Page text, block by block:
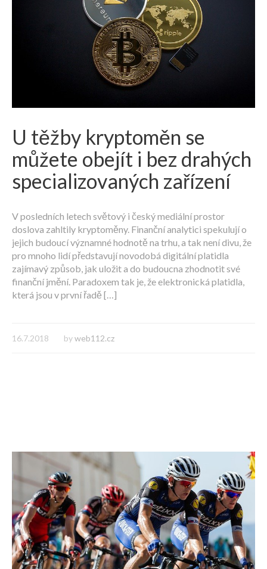
U těžby kryptoměn se
můžete obejít i bez drahých
specializovaných zařízení
V posledních letech světový i český mediální prostor
doslova zahltily kryptoměny. Finanční analytici spekulují o
jejich budoucí významné hodnotě na trhu, a tak není divu, že
pro mnoho lidí představují novodobá digitální platidla
zajímavý způsob, jak uložit a do budoucna zhodnotit své
finanční jmění. Paradoxem tak je, že elektronická platidla,
která jsou v první řadě […]
16.7.2018 byweb112.cz